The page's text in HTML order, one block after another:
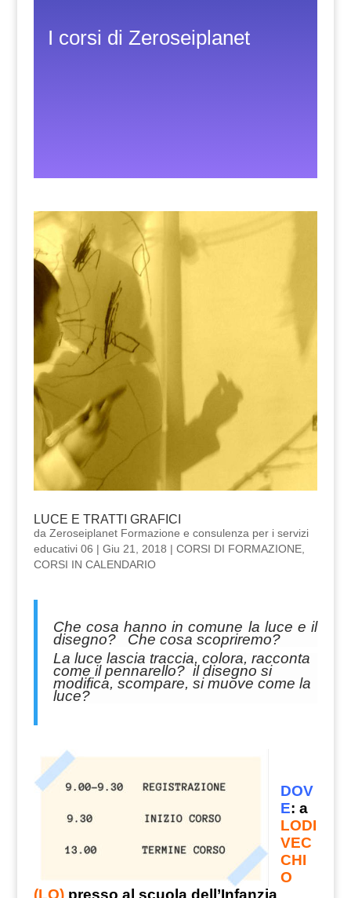
I corsi di Zeroseiplanet
LUCE E TRATTI GRAFICI
da Zeroseiplanet Formazione e consulenza per i servizi
educativi 06 | Giu 21, 2018 | CORSI DI FORMAZIONE,
CORSI IN CALENDARIO
Che cosa hanno in comune la luce e il
disegno? Che cosa scopriremo?
La luce lascia traccia, colora, racconta
come il pennarello? il disegno si
modifica, scompare, si muove come la
luce?
DOV
E: a
LODI
VEC
CHI
O
(LO)presso al scuola dell’Infanzia